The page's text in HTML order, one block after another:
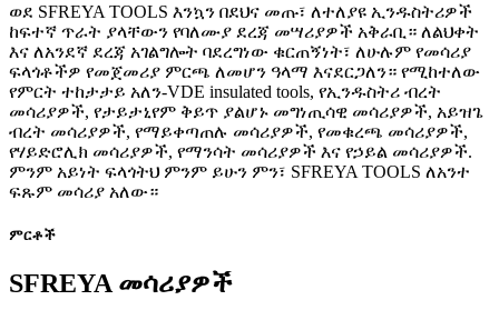
ወደ SFREYA TOOLS እንኳን በደህና መጡ፣ ለተለያዩ ኢንዱስትሪዎች
ከፍተኛ ጥራት ያላቸውን የባለሙያ ደረጃ መሣሪያዎች አቅራቢ። ለልህቀት
እና ለአንደኛ ደረጃ አገልግሎት ባደረግነው ቁርጠኝነት፣ ለሁሉም የመሳሪያ
ፍላጎቶችዎ የመጀመሪያ ምርጫ ለመሆን ዓላማ እናደርጋለን። የሚከተለው
የምርት ተከታታይ አለን-VDE insulated tools, የኢንዱስትሪ ብረት
መሳሪያዎች, የታይታኒየም ቅይጥ ያልሆኑ መግነጢሳዊ መሳሪያዎች, አይዝጌ
ብረት መሳሪያዎች, የማይቀጣጠሉ መሳሪያዎች, የመቁረጫ መሳሪያዎች,
የሃይድሮሊክ መሳሪያዎች, የማንሳት መሳሪያዎች እና የኃይል መሳሪያዎች.
ምንም አይነት ፍላጎትህ ምንም ይሁን ምን፣ SFREYA TOOLS ለአንተ
ፍጹም መሳሪያ አለው።
ምርቶች
SFREYA መሳሪያዎች